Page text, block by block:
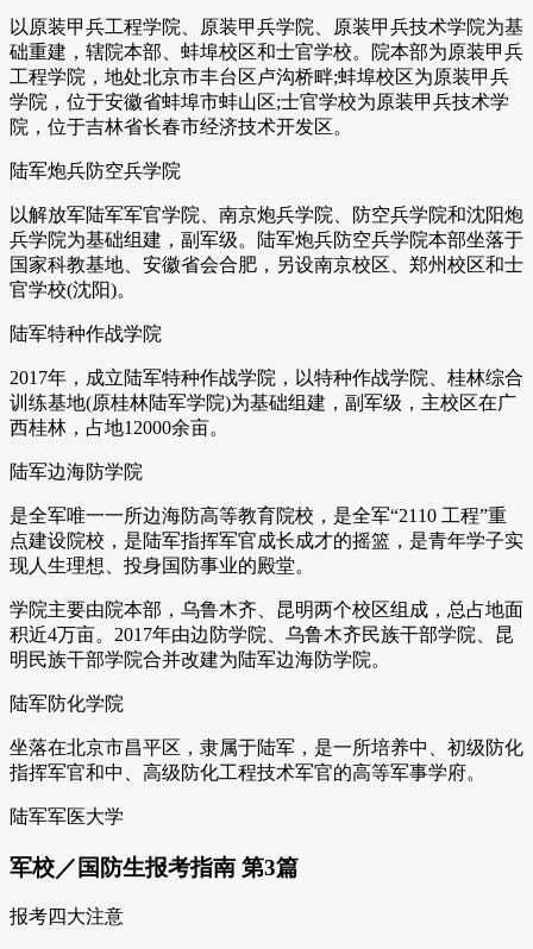
以原装甲兵工程学院、原装甲兵学院、原装甲兵技术学院为基
础重建，辖院本部、蚌埠校区和士官学校。院本部为原装甲兵
工程学院，地处北京市丰台区卢沟桥畔;蚌埠校区为原装甲兵
学院，位于安徽省蚌埠市蚌山区;士官学校为原装甲兵技术学
院，位于吉林省长春市经济技术开发区。
陆军炮兵防空兵学院
以解放军陆军军官学院、南京炮兵学院、防空兵学院和沈阳炮
兵学院为基础组建，副军级。陆军炮兵防空兵学院本部坐落于
国家科教基地、安徽省会合肥，另设南京校区、郑州校区和士
官学校(沈阳)。
陆军特种作战学院
2017年，成立陆军特种作战学院，以特种作战学院、桂林综合
训练基地(原桂林陆军学院)为基础组建，副军级，主校区在广
西桂林，占地12000余亩。
陆军边海防学院
是全军唯一一所边海防高等教育院校，是全军“2110 工程”重
点建设院校，是陆军指挥军官成长成才的摇篮，是青年学子实
现人生理想、投身国防事业的殿堂。
学院主要由院本部，乌鲁木齐、昆明两个校区组成，总占地面
积近4万亩。2017年由边防学院、乌鲁木齐民族干部学院、昆
明民族干部学院合并改建为陆军边海防学院。
陆军防化学院
坐落在北京市昌平区，隶属于陆军，是一所培养中、初级防化
指挥军官和中、高级防化工程技术军官的高等军事学府。
陆军军医大学
军校／国防生报考指南 第3篇
报考四大注意